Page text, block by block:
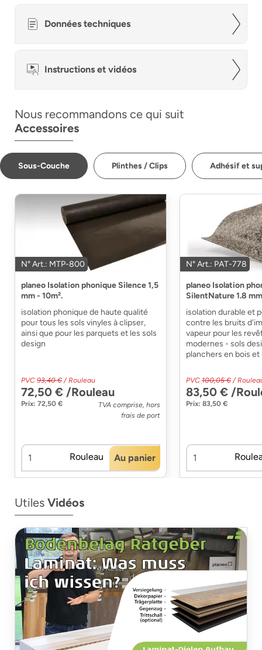
Données techniques
Instructions et vidéos
Nous recommandons ce qui suit
Accessoires
Sous-Couche Plinthes / Clips Adhésif et
N° Art.: MTP-800
planeo Isolation phonique Silence 1,5
mm - 10m².
isolation phonique de haute qualité
pour tous les sols vinyles à clipser,
ainsi que pour les parquets et les sols
design
PVC 93,40 € / Rouleau
72,50 € /Rouleau
Prix: 72,50 €
TVA comprise, hors
frais de port
Rouleau Au panier
N° Art.: PAT-778
planeo Isolation
SilentNature 1.8
isolation durable et
contre les bruits
vapeur pour les
modernes - sols
planchers en bois
PVC 100,05 € /
83,50 € /
Prix: 83,50 €
Utiles Vidéos